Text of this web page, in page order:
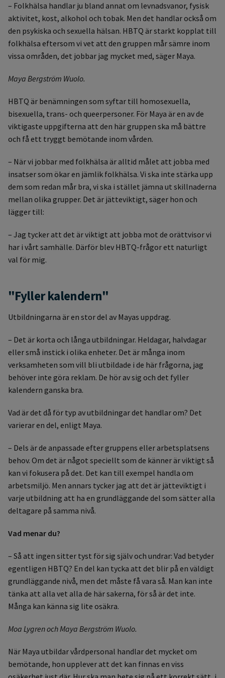
– Folkhälsa handlar ju bland annat om levnadsvanor, fysisk
aktivitet, kost, alkohol och tobak. Men det handlar också om
den psykiska och sexuella hälsan. HBTQ är starkt kopplat till
folkhälsa eftersom vi vet att den gruppen mår sämre inom
vissa områden, det jobbar jag mycket med, säger Maya.
Maya Bergström Wuolo.
HBTQ är benämningen som syftar till homosexuella,
bisexuella, trans- och queerpersoner. För Maya är en av de
viktigaste uppgifterna att den här gruppen ska må bättre
och få ett tryggt bemötande inom vården.
– När vi jobbar med folkhälsa är alltid målet att jobba med
insatser som ökar en jämlik folkhälsa. Vi ska inte stärka upp
dem som redan mår bra, vi ska i stället jämna ut skillnaderna
mellan olika grupper. Det är jätteviktigt, säger hon och
lägger till:
– Jag tycker att det är viktigt att jobba mot de orättvisor vi
har i vårt samhälle. Därför blev HBTQ-frågor ett naturligt
val för mig.
"Fyller kalendern"
Utbildningarna är en stor del av Mayas uppdrag.
– Det är korta och långa utbildningar. Heldagar, halvdagar
eller små instick i olika enheter. Det är många inom
verksamheten som vill bli utbildade i de här frågorna, jag
behöver inte göra reklam. De hör av sig och det fyller
kalendern ganska bra.
Vad är det då för typ av utbildningar det handlar om? Det
varierar en del, enligt Maya.
– Dels är de anpassade efter gruppens eller arbetsplatsens
behov. Om det är något speciellt som de känner är viktigt så
kan vi fokusera på det. Det kan till exempel handla om
arbetsmiljö. Men annars tycker jag att det är jätteviktigt i
varje utbildning att ha en grundläggande del som sätter alla
deltagare på samma nivå.
Vad menar du?
– Så att ingen sitter tyst för sig själv och undrar: Vad betyder
egentligen HBTQ? En del kan tycka att det blir på en väldigt
grundläggande nivå, men det måste få vara så. Man kan inte
tänka att alla vet alla de här sakerna, för så är det inte.
Många kan känna sig lite osäkra.
Moa Lygren och Maya Bergström Wuolo.
När Maya utbildar vårdpersonal handlar det mycket om
bemötande, hon upplever att det kan finnas en viss